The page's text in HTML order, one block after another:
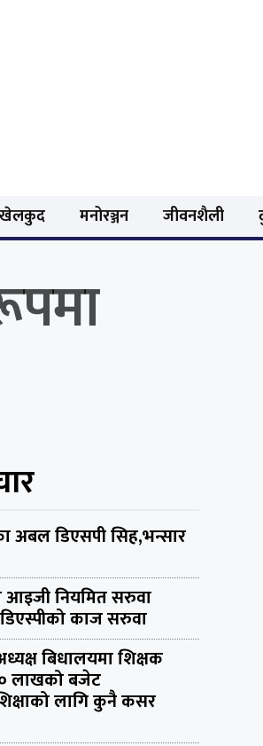
खेलकुद मनोरञ्जन जीवनशैली
अबल डिएसपी सिह,भन्सार
आइजी नियमित सरुवा
काज सरुवा
बिधालयमा शिक्षक
लाखको बजेट
लागि कुनै कसर